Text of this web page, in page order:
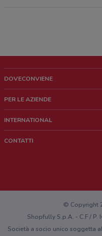
DOVECONVIENE
Chi siamo
Lavora con noi
PER LE AZIENDE
Richieste commerciali e marketing
INTERNATIONAL
CONTATTI
Hai un malfunzionamento sul
© Copyright
Shopfully S.p.A. - C.F / P.
Società a socio unico soggetta